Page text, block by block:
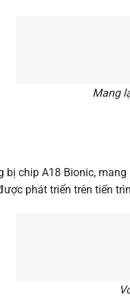
Mang
bị chip A18 Bionic,
phát triển trên tiến